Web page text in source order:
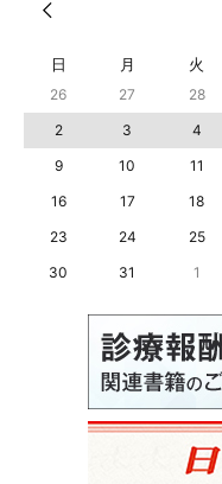
日 月 火
26 27 28
2
3 4
9
10 11
16
17 18
23
24 25
30
31 1